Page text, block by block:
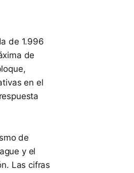
de 1.996
de
en el
de
y el
Las cifras